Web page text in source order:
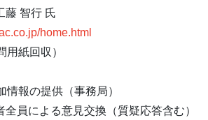
智行 氏
home.html
用紙回収）
報の提供（事務局）
による意見交換（質疑応答含む）